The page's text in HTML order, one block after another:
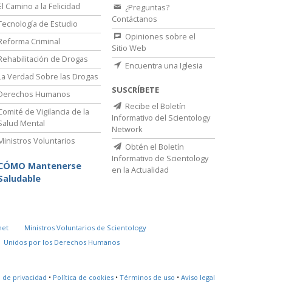
Camino a la Felicidad
de Estudio
Criminal
de Drogas
Verdad Sobre las Drogas
Humanos
de Vigilancia de la
Mental
Voluntarios
Mantenerse
¿Preguntas?
Contáctanos
Opiniones sobre el
Sitio Web
Encuentra una Iglesia
SUSCRÍBETE
Recibe el Boletín
Informativo del Scientology
Network
Obtén el Boletín
Informativo de Scientology
en la Actualidad
Ministros Voluntarios de Scientology
Unidos por los Derechos Humanos
de privacidad • Política de cookies • Términos de uso • Aviso legal